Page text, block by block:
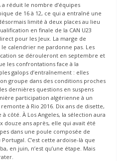
a réduit le nombre d’équipes
de 16 à 12, ce qui a entraîné une
limité à deux places au lieu
en finale de la CAN U23
pour les Jeux. La marge de
calendrier ne pardonne pas. Les
se dérouleront en septembre et
les confrontations face à la
galops d’entraînement : elles
groupe dans des conditions proches
dernières questions en suspens
participation algérienne à un
à Rio 2016. Dix ans de disette,
côté. À Los Angeles, la sélection aura
douze ans après, elle qui avait été
dans une poule composée de
C’est cette ardoise-là que
en juin, n’est qu’une étape. Mais